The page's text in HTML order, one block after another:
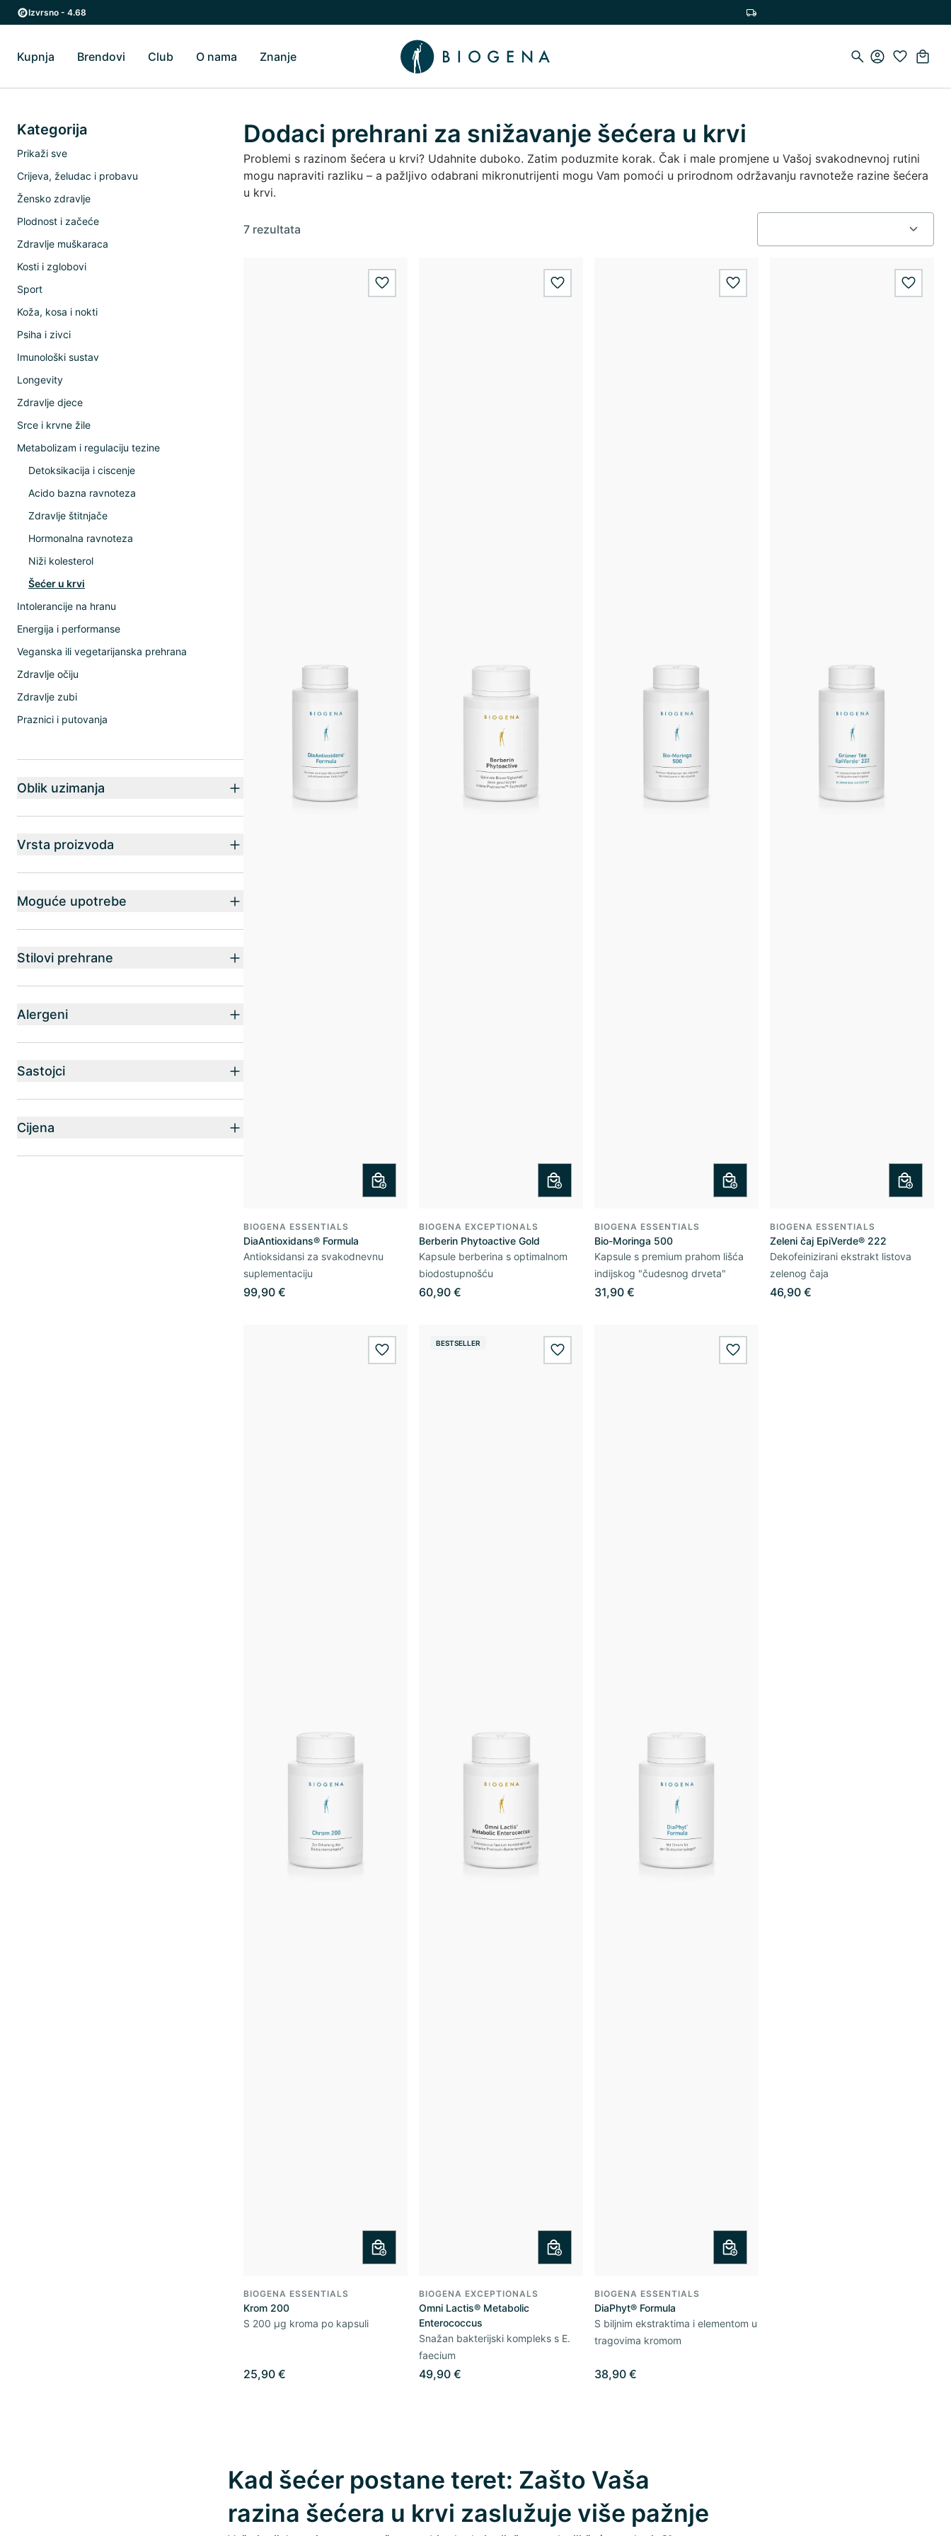
Preskoči na glavni sadržaj
Preskoči na glavnu navigaciju
Izvrsno - 4.68
Kupnja Uključi/isključi Kupnja podizbornik
Brendovi Uključi/isključi Brendovi podizbornik
Club O nama Uključi/isključi O nama podizbornik
Znanje Uključi/isključi Znanje podizbornik
Dodaci prehrani za snižavanje šećera u krvi
Problemi s razinom šećera u krvi? Udahnite duboko. Zatim poduzmite korak. Čak i male promjene u Vašoj svakodnevnoj rutini
mogu napraviti razliku – a pažljivo odabrani mikronutrijenti mogu Vam pomoći u prirodnom održavanju ravnoteže razine šećera
u krvi.
7 rezultata
wishlist.add
BIOGENA ESSENTIALS
DiaAntioxidans® Formula
Antioksidansi za svakodnevnu
suplementaciju
99,90 €
wishlist.add
BIOGENA EXCEPTIONALS
Berberin Phytoactive Gold
Kapsule berberina s optimalnom
biodostupnošću
60,90 €
wishlist.add
BIOGENA ESSENTIALS
Bio-Moringa 500
Kapsule s premium prahom lišća
indijskog "čudesnog drveta"
31,90 €
BIOGENA ESSENTIALS
Zeleni čaj EpiVerde® 222
Dekofeinizirani ekstrakt listova
zelenog čaja
46,90 €
wishlist.add
BIOGENA ESSENTIALS
Krom 200
S 200 µg kroma po kapsuli
25,90 €
BESTSELLER
wishlist.add
BIOGENA EXCEPTIONALS
Omni Lactis® Metabolic
Enterococcus
Snažan bakterijski kompleks s E.
faecium
49,90 €
wishlist.add
BIOGENA ESSENTIALS
DiaPhyt® Formula
S biljnim ekstraktima i elementom u
tragovima kromom
38,90 €
Kategorija
Prikaži sve
Crijeva, želudac i probavu
Žensko zdravlje
Plodnost i začeće
Zdravlje muškaraca
Kosti i zglobovi
Sport
Koža, kosa i nokti
Psiha i zivci
Imunološki sustav
Longevity
Zdravlje djece
Srce i krvne žile
Metabolizam i regulaciju tezine
Detoksikacija i ciscenje
Acido bazna ravnoteza
Zdravlje štitnjače
Hormonalna ravnoteza
Niži kolesterol
Šećer u krvi
Intolerancije na hranu
Energija i performanse
Veganska ili vegetarijanska prehrana
Zdravlje očiju
Zdravlje zubi
Praznici i putovanja
Oblik uzimanja
Vrsta proizvoda
Moguće upotrebe
Stilovi prehrane
Alergeni
Sastojci
Cijena
Kad šećer postane teret: Zašto Vaša
razina šećera u krvi zaslužuje više pažnje